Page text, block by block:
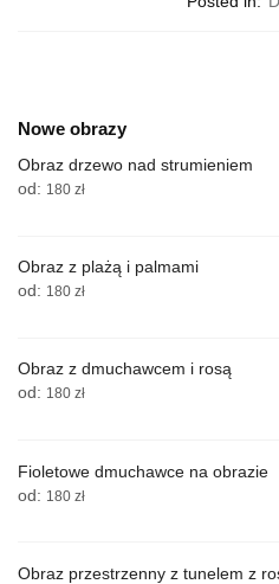
Nowe obrazy
Obraz drzewo nad strumieniem
od: 180 zł
Obraz z plażą i palmami
od: 180 zł
Obraz z dmuchawcem i rosą
od: 180 zł
Fioletowe dmuchawce na obrazie
od: 180 zł
Obraz przestrzenny z tunelem z